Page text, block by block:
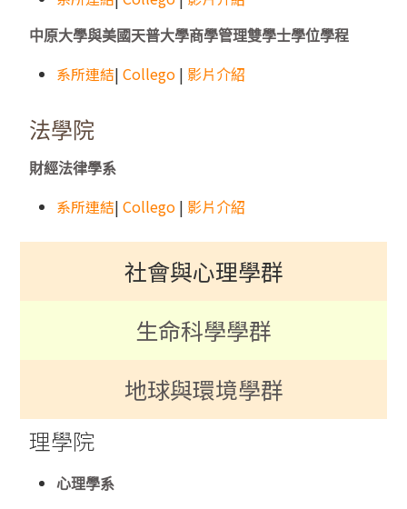
中原大學與美國天普大學商學管理雙學士學位學程
系所連結|Collego | 影片介紹
法學院
財經法律學系
系所連結|Collego | 影片介紹
社會與心理學群
生命科學學群
地球與環境學群
理學院
心理學系